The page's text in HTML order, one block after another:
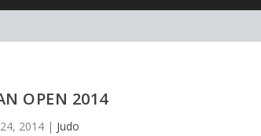
OPEN 2014
2014 | Judo